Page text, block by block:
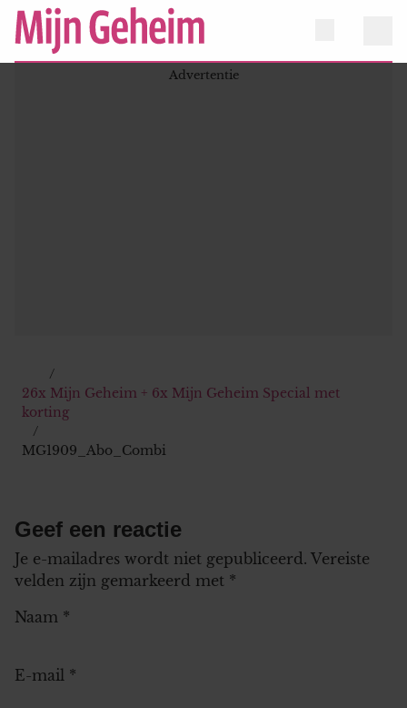
26x Mijn Geheim + 6x Mijn Geheim Special met
korting
MG1909_Abo_Combi
Geef een reactie
Je e-mailadres wordt niet gepubliceerd. Vereiste
velden zijn gemarkeerd met *
Naam *
E-mail *